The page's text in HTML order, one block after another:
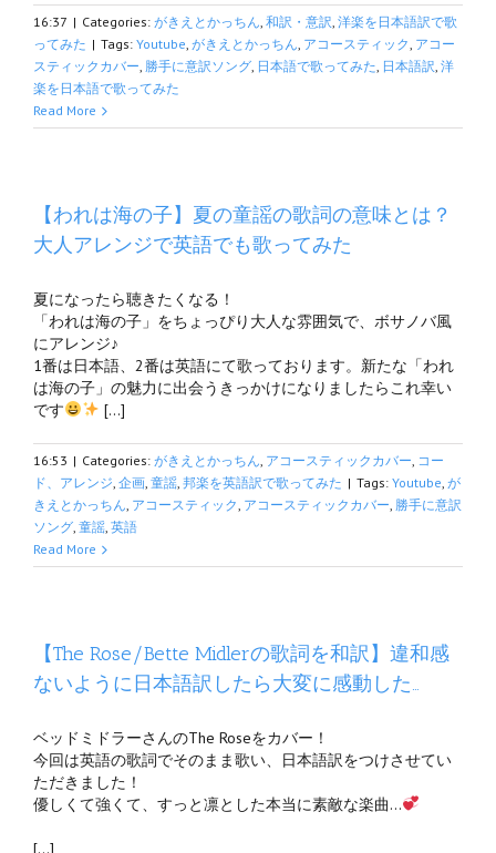
16:37 | Categories: がきえとかっちん, 和訳・意訳, 洋楽を日本語訳で歌
ってみた | Tags: Youtube, がきえとかっちん, アコースティック, アコー
スティックカバー, 勝手に意訳ソング, 日本語で歌ってみた, 日本語訳, 洋
楽を日本語で歌ってみた
Read More
【われは海の子】夏の童謡の歌詞の意味とは？
大人アレンジで英語でも歌ってみた
夏になったら聴きたくなる！
「われは海の子」をちょっぴり大人な雰囲気で、ボサノバ風
にアレンジ♪
1番は日本語、2番は英語にて歌っております。新たな「われ
は海の子」の魅力に出会うきっかけになりましたらこれ幸い
です
[…]
16:53 | Categories: がきえとかっちん, アコースティックカバー, コー
ド、アレンジ, 企画, 童謡, 邦楽を英語訳で歌ってみた | Tags: Youtube, が
きえとかっちん, アコースティック, アコースティックカバー, 勝手に意訳
ソング, 童謡, 英語
Read More
【The Rose/Bette Midlerの歌詞を和訳】違和感
ないように日本語訳したら大変に感動した…
ベッドミドラーさんのThe Roseをカバー！
今回は英語の歌詞でそのまま歌い、日本語訳をつけさせてい
ただきました！
優しくて強くて、すっと凛とした本当に素敵な楽曲…
[…]